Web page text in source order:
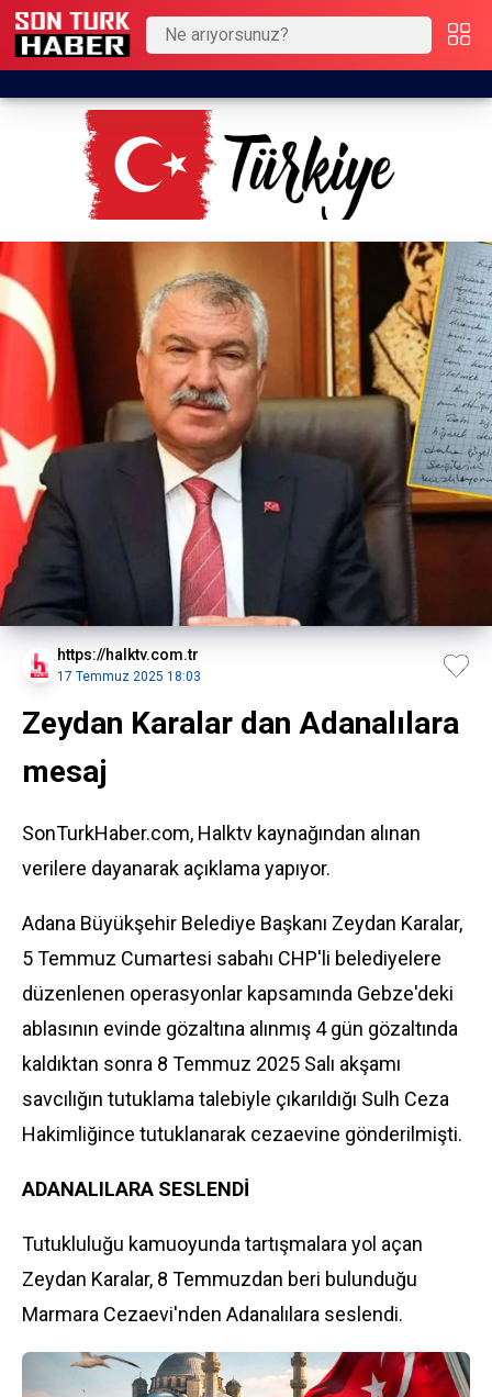
https://halktv.com.tr
17 Temmuz 2025 18:03
Zeydan Karalar dan Adanalılara
mesaj
SonTurkHaber.com, Halktv kaynağından alınan
verilere dayanarak açıklama yapıyor.
Adana Büyükşehir Belediye Başkanı Zeydan Karalar,
5 Temmuz Cumartesi sabahı CHP'li belediyelere
düzenlenen operasyonlar kapsamında Gebze'deki
ablasının evinde gözaltına alınmış 4 gün gözaltında
kaldıktan sonra 8 Temmuz 2025 Salı akşamı
savcılığın tutuklama talebiyle çıkarıldığı Sulh Ceza
Hakimliğince tutuklanarak cezaevine gönderilmişti.
ADANALILARA SESLENDİ
Tutukluluğu kamuoyunda tartışmalara yol açan
Zeydan Karalar, 8 Temmuzdan beri bulunduğu
Marmara Cezaevi'nden Adanalılara seslendi.